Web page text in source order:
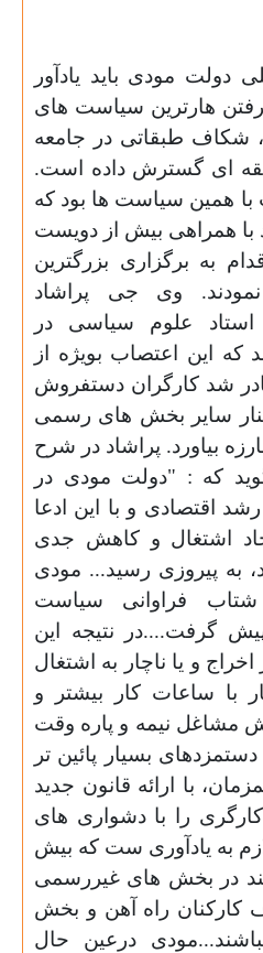
دولت مودى بايد يادآور
هارترين سياست هاى
شكاف طبقاتى در جامعه
اى گسترش داده است.
همين سياست ها بود كه
با همراهى بيش از دويست
به برگزارى بزرگترين
وى جى پراشاد
علوم سياسى در
كه اين اعتصاب بويژه از
شد كارگران دستفروش
ساير بخش هاى رسمى
بیاورد. پراشاد در شرح
كه : "دولت مودى در
با شعار رشد اقتصادى و با اين ادعا
اشتغال و كاهش جدى
به پيروزى رسيد... مودى
فراوانى سياست
گرفت....در نتيجه اين
و يا ناچار به اشتغال
با ساعات كار بيشتر و
مشاغل نيمه و پاره وقت
بسيار پائين تر
با ارائه قانون جديد
كارگرى را با دشوارى هاى
به يادآورى ست كه بيش
در بخش هاى غيررسمى
كاركنان راه آهن و بخش
درعين حال